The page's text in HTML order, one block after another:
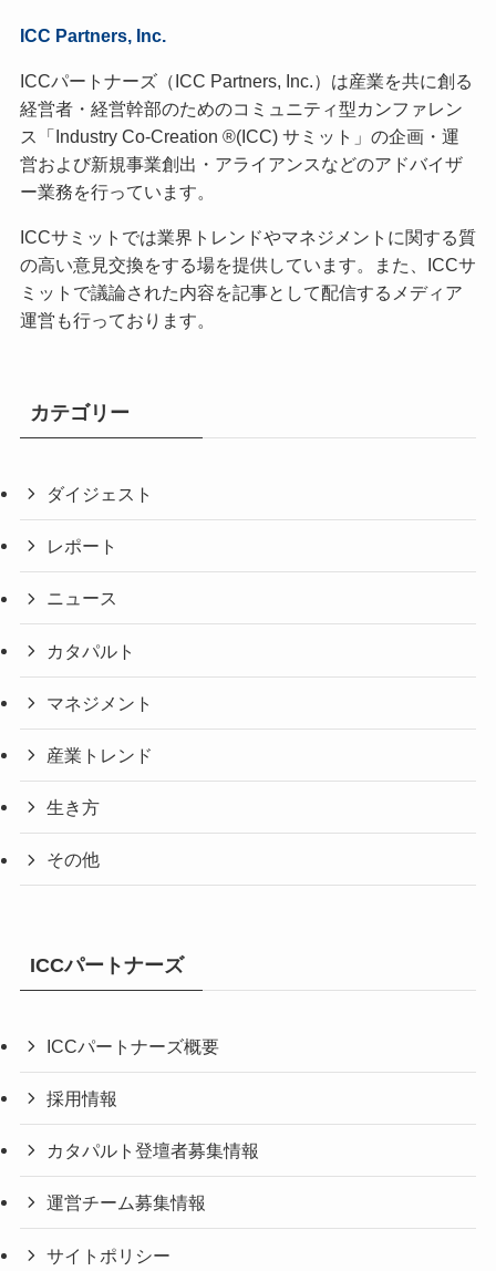
ICC Partners, Inc.
ICCパートナーズ（ICC Partners, Inc.）は産業を共に創る
経営者・経営幹部のためのコミュニティ型カンファレン
ス「Industry Co-Creation ®(ICC) サミット」の企画・運
営および新規事業創出・アライアンスなどのアドバイザ
ー業務を行っています。
ICCサミットでは業界トレンドやマネジメントに関する質
の高い意見交換をする場を提供しています。また、ICCサ
ミットで議論された内容を記事として配信するメディア
運営も行っております。
カテゴリー
ダイジェスト
レポート
ニュース
カタパルト
マネジメント
産業トレンド
生き方
その他
ICCパートナーズ
ICCパートナーズ概要
採用情報
カタパルト登壇者募集情報
運営チーム募集情報
サイトポリシー